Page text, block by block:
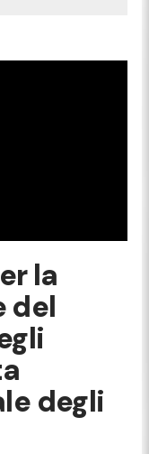
la
del
degli